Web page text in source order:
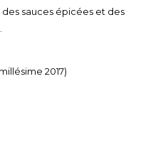
sauces épicées et des
2017)